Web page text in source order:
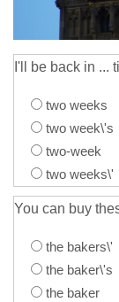
I'll be back in ...
two weeks
two week\'s
two-week
two weeks\'
You can buy
the bakers\'
the baker\'s
the baker